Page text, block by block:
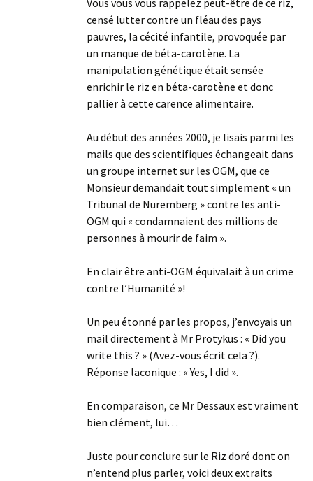
Vous vous vous rappelez peut-être de ce riz,
censé lutter contre un fléau des pays
pauvres, la cécité infantile, provoquée par
un manque de béta-carotène. La
manipulation génétique était sensée
enrichir le riz en béta-carotène et donc
pallier à cette carence alimentaire.
Au début des années 2000, je lisais parmi les
mails que des scientifiques échangeait dans
un groupe internet sur les OGM, que ce
Monsieur demandait tout simplement « un
Tribunal de Nuremberg » contre les anti-
OGM qui « condamnaient des millions de
personnes à mourir de faim ».
En clair être anti-OGM équivalait à un crime
contre l’Humanité »!
Un peu étonné par les propos, j’envoyais un
mail directement à Mr Protykus : « Did you
write this ? » (Avez-vous écrit cela ?).
Réponse laconique : « Yes, I did ».
En comparaison, ce Mr Dessaux est vraiment
bien clément, lui…
Juste pour conclure sur le Riz doré dont on
n’entend plus parler, voici deux extraits